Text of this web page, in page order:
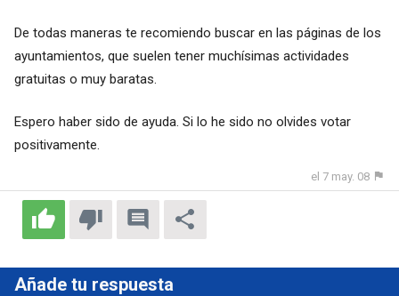
De todas maneras te recomiendo buscar en las páginas de los
ayuntamientos, que suelen tener muchísimas actividades
gratuitas o muy baratas.
Espero haber sido de ayuda. Si lo he sido no olvides votar
positivamente.
el 7 may. 08
Añade tu respuesta